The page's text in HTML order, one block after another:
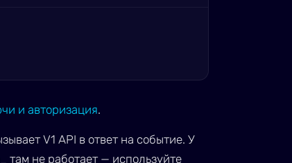
и авторизация.
V1 API в ответ на событие. У
там не работает — используйте